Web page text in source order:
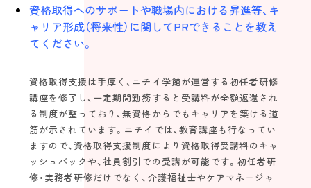
資格取得へのサポートや職場内における昇進等、キ
ャリア形成（将来性）に関してPRできることを教え
てください。
資格取得支援は手厚く、ニチイ学館が運営する初任者研修
講座を修了し、一定期間勤務すると受講料が全額返還され
る制度が整っており、無資格からでもキャリアを築ける道
筋が示されています。ニチイでは、教育講座も行なってい
ますので、資格取得支援制度により資格取得受講料のキャ
ッシュバックや、社員割引での受講が可能です。初任者研
修・実務者研修だけでなく、介護福祉士やケアマネージャ